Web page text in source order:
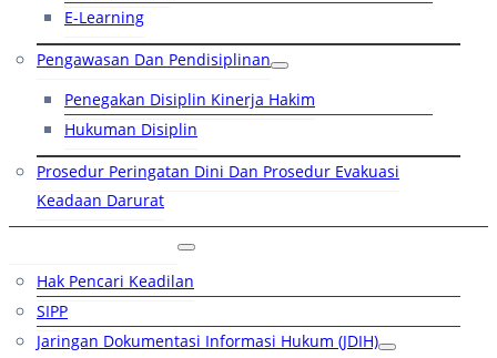
E-Learning
Pengawasan Dan Pendisiplinan
Penegakan Disiplin Kinerja Hakim
Hukuman Disiplin
Prosedur Peringatan Dini Dan Prosedur Evakuasi
Keadaan Darurat
Hak Pencari Keadilan
SIPP
Jaringan Dokumentasi Informasi Hukum (JDIH)